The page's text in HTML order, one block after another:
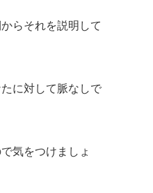
らそれを説明して
に対して脈なしで
気をつけましょ